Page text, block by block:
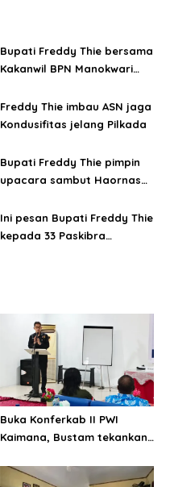
Bupati Freddy Thie bersama
Kakanwil BPN Manokwari
Bandara Yamor
Freddy Thie imbau ASN jaga
Kondusifitas jelang Pilkada
Bupati Freddy Thie pimpin
upacara sambut Haornas
Ini pesan Bupati Freddy Thie
kepada 33 Paskibra
Buka Konferkab II PWI
Kaimana, Bustam tekankan
dan perilaku